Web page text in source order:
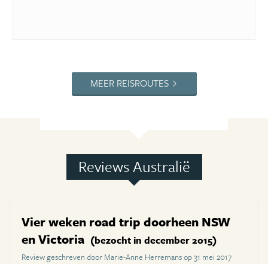
MEER REISROUTES
Reviews Australië
Vier weken road trip doorheen NSW
en Victoria (bezocht in december 2015)
Review geschreven door Marie-Anne Herremans op 31 mei 2017